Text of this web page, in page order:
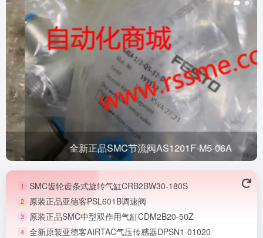
全新正品SMC节流阀AS1201F-M5-06A
1 SMC齿轮齿条式旋转气缸CRB2BW30-180S
2 原装正品亚德客PSL601B调速阀
3 原装正品SMC中型双作用气缸CDM2B20-50Z
4 全新原装亚德客AIRTAC气压传感器DPSN1-01020